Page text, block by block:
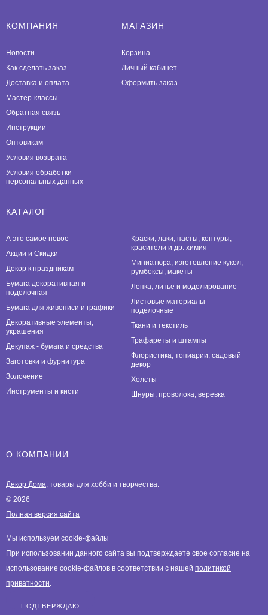
КОМПАНИЯ
Новости
Как сделать заказ
Доставка и оплата
Мастер-классы
Обратная связь
Инструкции
Оптовикам
Условия возврата
Условия обработки
персональных данных
МАГАЗИН
Корзина
Личный кабинет
Оформить заказ
КАТАЛОГ
А это самое новое
Акции и Скидки
Декор к праздникам
Бумага декоративная и
поделочная
Бумага для живописи и графики
Декоративные элементы,
украшения
Декупаж - бумага и средства
Заготовки и фурнитура
Золочение
Инструменты и кисти
Краски, лаки, пасты, контуры,
красители и др. химия
Миниатюра, изготовление кукол,
румбоксы, макеты
Лепка, литьё и моделирование
Листовые материалы
поделочные
Ткани и текстиль
Трафареты и штампы
Флористика, топиарии, садовый
декор
Холсты
Шнуры, проволока, веревка
О КОМПАНИИ
Декор Дома, товары для хобби и творчества.
© 2026
Полная версия сайта
Мы используем cookie-файлы
При использовании данного сайта вы подтверждаете свое согласие на
использование cookie-файлов в соответствии с нашей политикой
приватности.
ПОДТВЕРЖДАЮ